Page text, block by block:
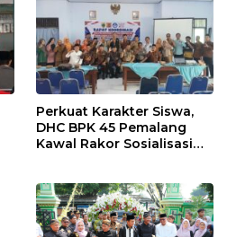
Perkuat Karakter Siswa,
DHC BPK 45 Pemalang
Kawal Rakor Sosialisasi